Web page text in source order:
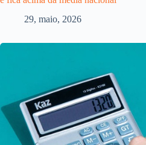
29, maio, 2026